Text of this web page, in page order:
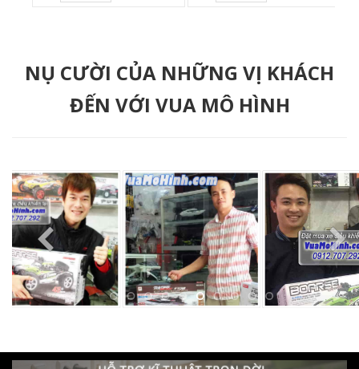
NỤ CƯỜI CỦA NHỮNG VỊ KHÁCH
ĐẾN VỚI VUA MÔ HÌNH